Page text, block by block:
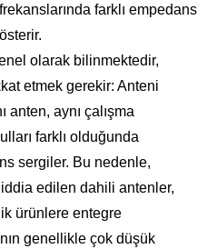
farklı empedans
olarak bilinmektedir,
etmek gerekir: Anteni
anten, aynı çalışma
farklı olduğunda
sergiler. Bu nedenle,
edilen dahili antenler,
ürünlere entegre
genellikle çok düşük